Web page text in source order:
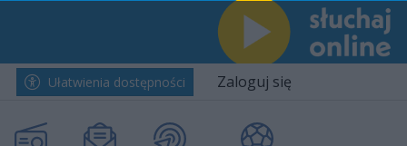
Ułatwienia dostępności Zaloguj się